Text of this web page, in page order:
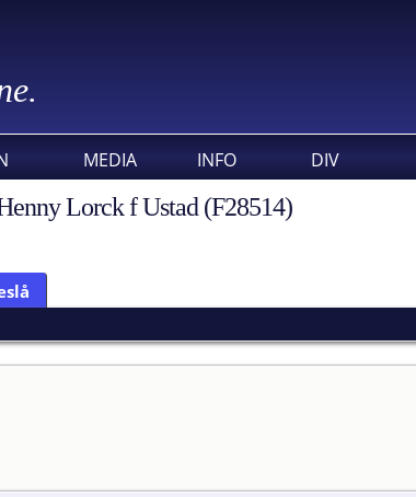
MEDIA INFO DIV
Lorck f Ustad (F28514)